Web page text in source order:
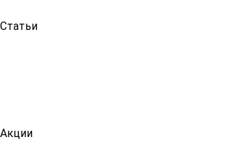
Статьи
Акции